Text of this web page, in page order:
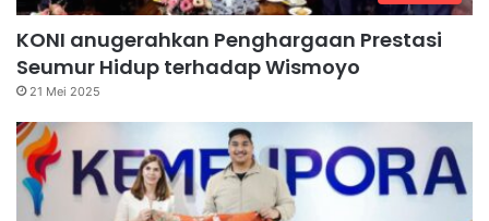
KONI anugerahkan Penghargaan Prestasi
Seumur Hidup terhadap Wismoyo
21 Mei 2025